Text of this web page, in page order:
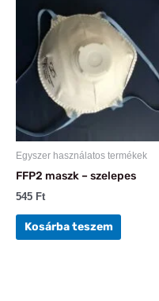
Egyszer használatos termékek
FFP2 maszk – szelepes
545 Ft
Kosárba teszem